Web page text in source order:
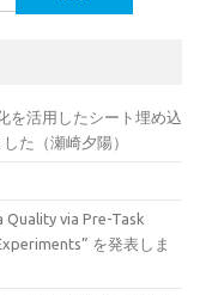
を活用したシート埋め込
た（瀬崎夕陽）
Quality via Pre-Task
を発表しま